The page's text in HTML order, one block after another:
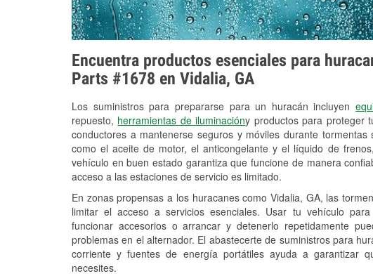
Encuentra productos esenciales para
Parts #1678 en Vidalia, GA
Los suministros para prepararse para un huracán incluyen
repuesto, herramientas de iluminacióny productos para proteger
conductores a mantenerse seguros y móviles durante
como el aceite de motor, el anticongelante y el líquido de
vehículo en buen estado garantiza que funcione de manera
acceso a las estaciones de servicio es limitado.
En zonas propensas a los huracanes como Vidalia, GA, las
limitar el acceso a servicios esenciales. Usar tu vehículo
funcionar accesorios o arrancar y detenerlo repetidamente
problemas en el alternador. El abastecerte de suministros para
corriente y fuentes de energía portátiles ayuda a garantizar
necesites.